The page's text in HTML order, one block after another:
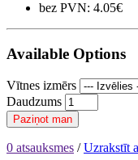
bez PVN: 4.05€
Available Options
Vītnes izmērs
Daudzums
Paziņot man
0 atsauksmes /Uzrakstīt